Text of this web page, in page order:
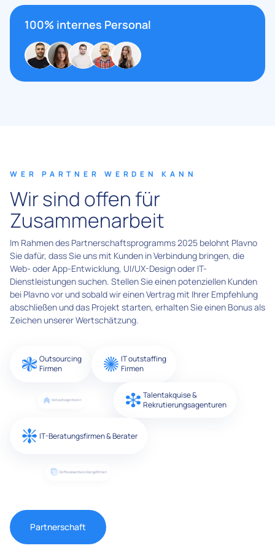
100% internes Personal
WER PARTNER WERDEN KANN
Wir sind offen für
Zusammenarbeit
Im Rahmen des Partnerschaftsprogramms 2025 belohnt Plavno
Sie dafür, dass Sie uns mit Kunden in Verbindung bringen, die
Web- oder App-Entwicklung, UI/UX-Design oder IT-
Dienstleistungen suchen. Stellen Sie einen potenziellen Kunden
bei Plavno vor und sobald wir einen Vertrag mit Ihrer Empfehlung
abschließen und das Projekt starten, erhalten Sie einen Bonus als
Zeichen unserer Wertschätzung.
Outsourcing
Firmen
IT outstaffing
Firmen
Verkaufsagenturen
Talentakquise &
Rekrutierungsagenturen
IT-Beratungsfirmen & Berater
Softwareentwicklungsfirmen
Partnerschaft